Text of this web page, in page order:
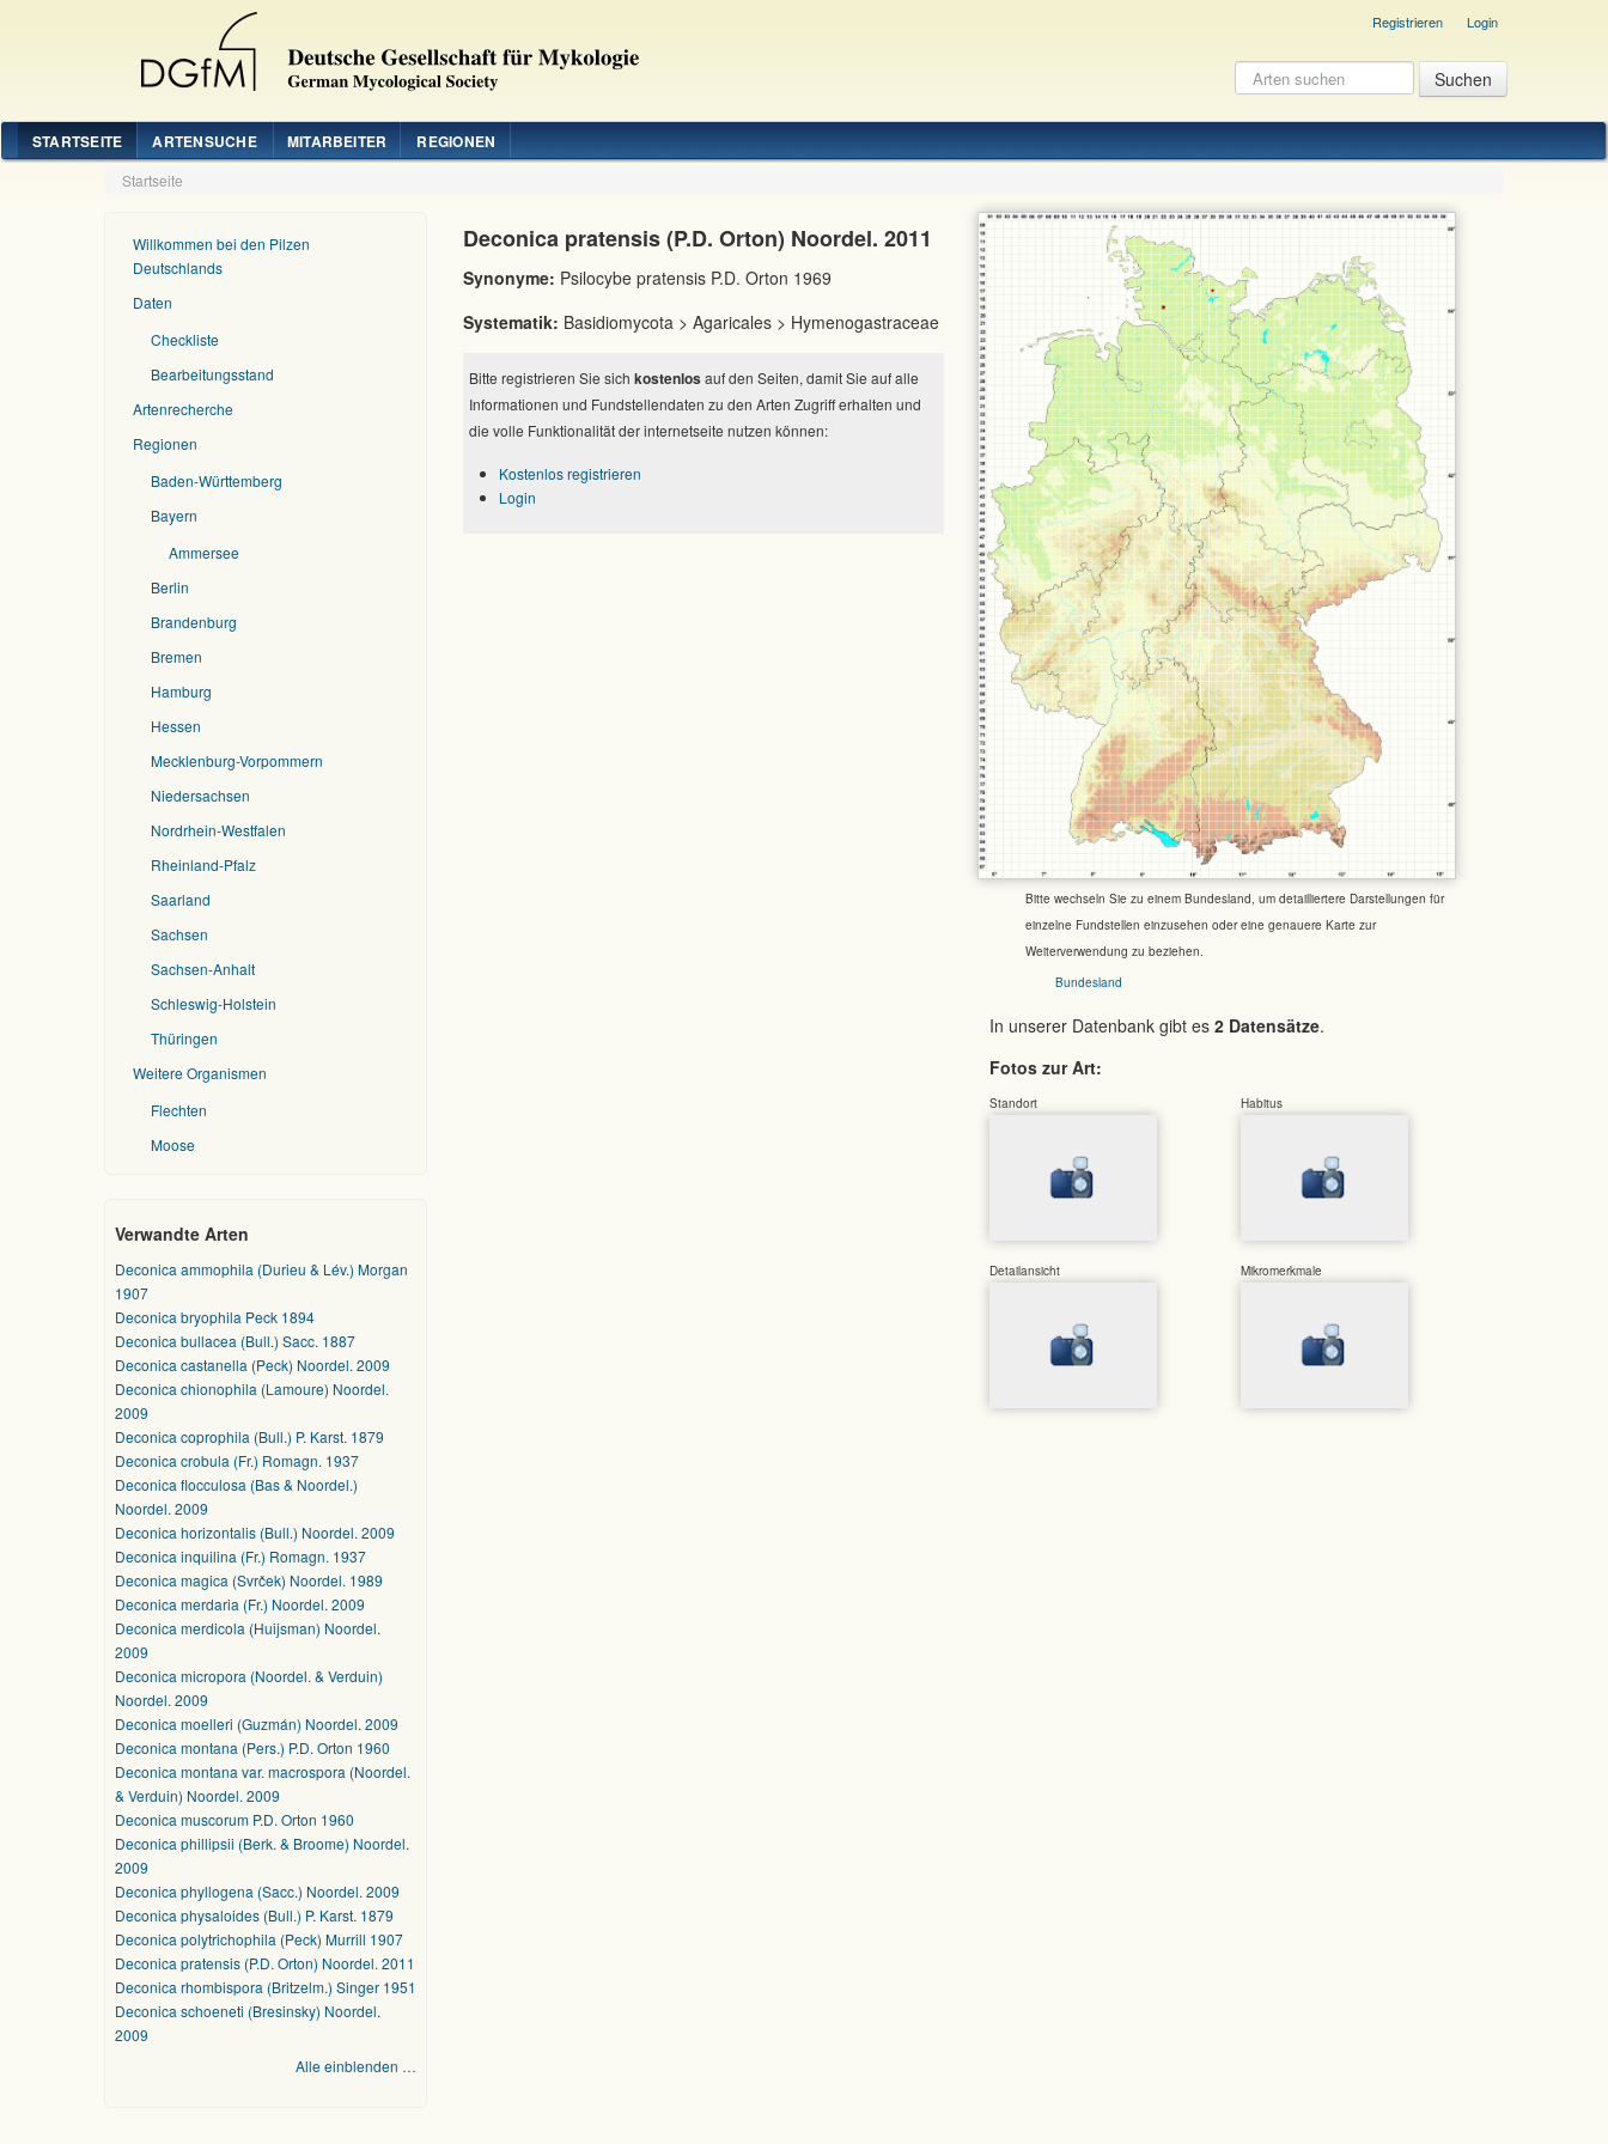
Registrieren Login
STARTSEITE ARTENSUCHE MITARBEITER REGIONEN
Startseite
Willkommen bei den Pilzen
Deutschlands
Daten
Checkliste
Bearbeitungsstand
Artenrecherche
Regionen
Baden-Württemberg
Bayern
Ammersee
Berlin
Brandenburg
Bremen
Hamburg
Hessen
Mecklenburg-Vorpommern
Niedersachsen
Nordrhein-Westfalen
Rheinland-Pfalz
Saarland
Sachsen
Sachsen-Anhalt
Schleswig-Holstein
Thüringen
Weitere Organismen
Flechten
Moose
Verwandte Arten
Deconica ammophila (Durieu & Lév.) Morgan
1907
Deconica bryophila Peck 1894
Deconica bullacea (Bull.) Sacc. 1887
Deconica castanella (Peck) Noordel. 2009
Deconica chionophila (Lamoure) Noordel.
2009
Deconica coprophila (Bull.) P. Karst. 1879
Deconica crobula (Fr.) Romagn. 1937
Deconica flocculosa (Bas & Noordel.)
Noordel. 2009
Deconica horizontalis (Bull.) Noordel. 2009
Deconica inquilina (Fr.) Romagn. 1937
Deconica magica (Svrček) Noordel. 1989
Deconica merdaria (Fr.) Noordel. 2009
Deconica merdicola (Huijsman) Noordel.
2009
Deconica micropora (Noordel. & Verduin)
Noordel. 2009
Deconica moelleri (Guzmán) Noordel. 2009
Deconica montana (Pers.) P.D. Orton 1960
Deconica montana var. macrospora (Noordel.
& Verduin) Noordel. 2009
Deconica muscorum P.D. Orton 1960
Deconica phillipsii (Berk. & Broome) Noordel.
2009
Deconica phyllogena (Sacc.) Noordel. 2009
Deconica physaloides (Bull.) P. Karst. 1879
Deconica polytrichophila (Peck) Murrill 1907
Deconica pratensis (P.D. Orton) Noordel. 2011
Deconica rhombispora (Britzelm.) Singer 1951
Deconica schoeneti (Bresinsky) Noordel.
2009
Alle einblenden …
Bitte wechseln Sie zu einem Bundesland, um detailliertere Darstellungen für
einzelne Fundstellen einzusehen oder eine genauere Karte zur
Weiterverwendung zu beziehen.
Bundesland
In unserer Datenbank gibt es 2 Datensätze.
Fotos zur Art:
Standort Habitus
Detailansicht Mikromerkmale
Deconica pratensis (P.D. Orton) Noordel. 2011
Synonyme: Psilocybe pratensis P.D. Orton 1969
Systematik: Basidiomycota > Agaricales > Hymenogastraceae
Bitte registrieren Sie sich kostenlos auf den Seiten, damit Sie auf alle
Informationen und Fundstellendaten zu den Arten Zugriff erhalten und
die volle Funktionalität der internetseite nutzen können:
Kostenlos registrieren
Login